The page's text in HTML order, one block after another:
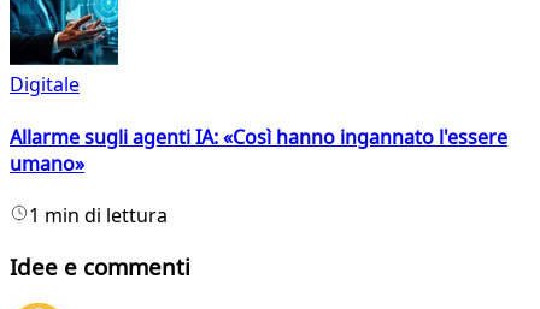
Digitale
Allarme sugli agenti IA: «Così hanno ingannato l'essere
umano»
1 min di lettura
Idee e commenti